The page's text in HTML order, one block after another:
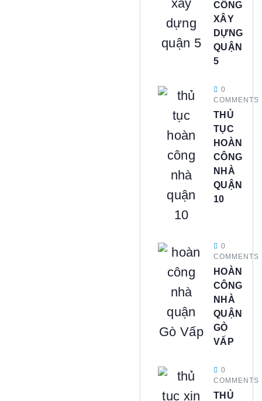
CÔNG
XÂY
DỰNG
QUẬN
5
0
COMMENTS
THỦ
TỤC
HOÀN
CÔNG
NHÀ
QUẬN
10
0
COMMENTS
HOÀN
CÔNG
NHÀ
QUẬN
GÒ
VẤP
0
COMMENTS
THỦ